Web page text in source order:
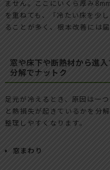
ません。ここにいくら厚み
を重ねても、「冷たい床を少
ることが多く、根本改善には
窓や床下や断熱材から進
分解でナットク
足元が冷えるとき、原因は一
と熱損失が起きているかを分
整理しやすくなります。
窓まわり